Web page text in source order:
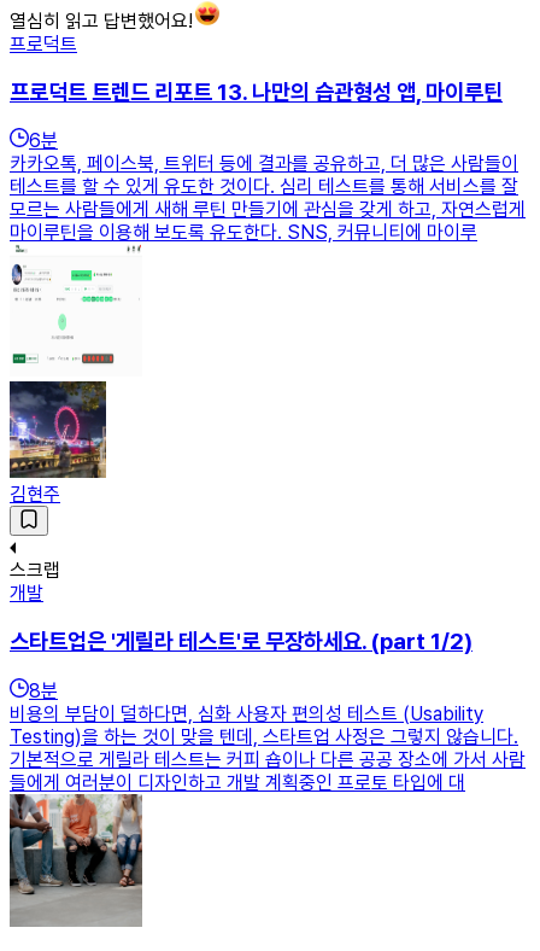
열심히 읽고 답변했어요!
프로덕트
프로덕트 트렌드 리포트 13. 나만의 습관형성 앱, 마이루틴
6분
카카오톡, 페이스북, 트위터 등에 결과를 공유하고, 더 많은 사람들이
테스트를 할 수 있게 유도한 것이다. 심리 테스트를 통해 서비스를 잘
모르는 사람들에게 새해 루틴 만들기에 관심을 갖게 하고, 자연스럽게
마이루틴을 이용해 보도록 유도한다. SNS, 커뮤니티에 마이루
김현주
스크랩
개발
스타트업은 '게릴라 테스트'로 무장하세요. (part 1/2)
8분
비용의 부담이 덜하다면, 심화 사용자 편의성 테스트 (Usability
Testing)을 하는 것이 맞을 텐데, 스타트업 사정은 그렇지 않습니다.
기본적으로 게릴라 테스트는 커피 숍이나 다른 공공 장소에 가서 사람
들에게 여러분이 디자인하고 개발 계획중인 프로토 타입에 대